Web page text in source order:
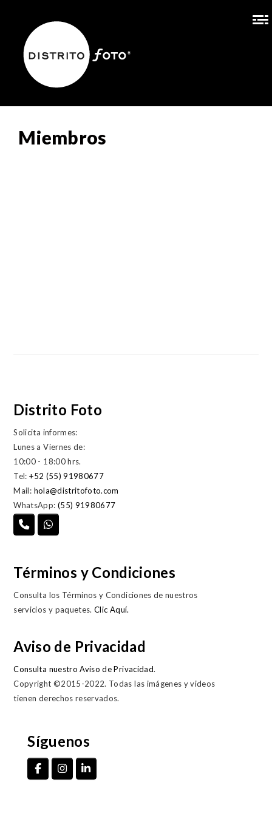
Miembros
Distrito Foto
Solicita informes:
Lunes a Viernes de:
10:00 - 18:00 hrs.
Tel:+52 (55) 91980677
Mail: hola@distritofoto.com
WhatsApp: (55) 91980677
Términos y Condiciones
Consulta los Términos y Condiciones de nuestros
servicios y paquetes.Clic Aquí.
Aviso de Privacidad
Consulta nuestro Aviso de Privacidad.
Copyright ©2015-2022. Todas las imágenes y videos
tienen derechos reservados.
Síguenos